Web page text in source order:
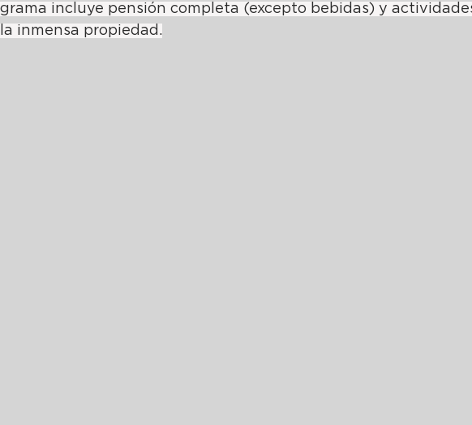
incluye pensión completa (excepto bebidas) y
inmensa propiedad.